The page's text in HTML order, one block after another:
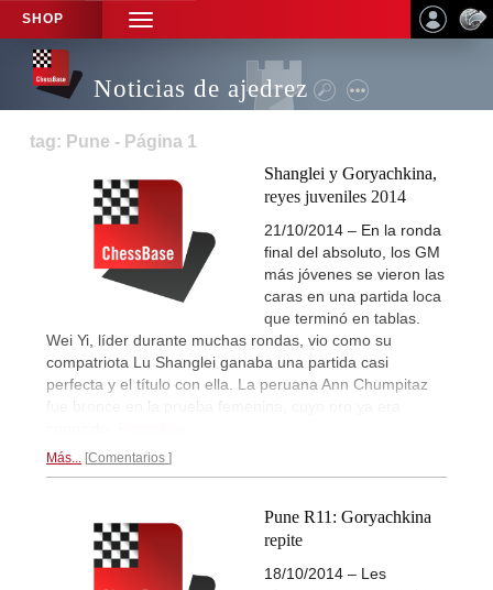
SHOP
TOGGLE
NAVIGATION
Noticias de ajedrez
tag: Pune - Página 1
Shanglei y Goryachkina,
reyes juveniles 2014
21/10/2014 – En la ronda
final del absoluto, los GM
más jóvenes se vieron las
caras en una partida loca
que terminó en tablas.
Wei Yi, líder durante muchas rondas, vio como su
compatriota Lu Shanglei ganaba una partida casi
perfecta y el título con ella. La peruana Ann Chumpitaz
fue bronce en la prueba femenina, cuyo oro ya era
Más... Comentarios
Pune R11: Goryachkina
repite
18/10/2014 – Les